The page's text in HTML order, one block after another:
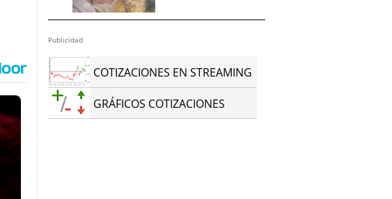
Publicidad
COTIZACIONES EN STREAMING
GRÁFICOS COTIZACIONES